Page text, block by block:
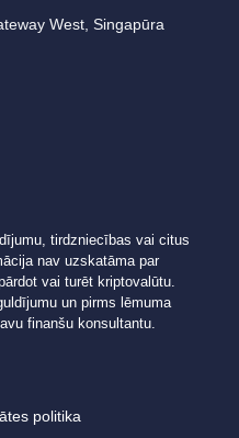
West, Singapūra
tirdzniecības vai citus
nav uzskatāma par
vai turēt kriptovalūtu.
un pirms lēmuma
finanšu konsultantu.
politika